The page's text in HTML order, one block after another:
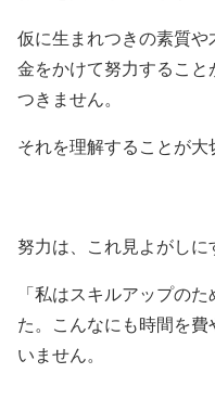
仮に生まれつきの素質
金をかけて努力すること
つきません。
それを理解することが大
努力は、これ見よがしに
「私はスキルアップの
た。こんなにも時間を
いません。